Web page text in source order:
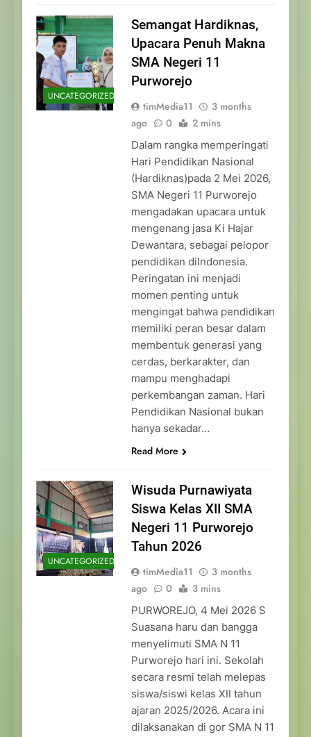
UNCATEGORIZED
Semangat Hardiknas,
Upacara Penuh Makna
SMA Negeri 11
Purworejo
timMedia11
3 months
ago
0 2 mins
Dalam rangka memperingati
Hari Pendidikan Nasional
(Hardiknas)pada 2 Mei 2026,
SMA Negeri 11 Purworejo
mengadakan upacara untuk
mengenang jasa Ki Hajar
Dewantara, sebagai pelopor
pendidikan diIndonesia.
Peringatan ini menjadi
momen penting untuk
mengingat bahwa pendidikan
memiliki peran besar dalam
membentuk generasi yang
cerdas, berkarakter, dan
mampu menghadapi
perkembangan zaman. Hari
Pendidikan Nasional bukan
hanya sekadar…
Read More
UNCATEGORIZED
Wisuda Purnawiyata
Siswa Kelas XII SMA
Negeri 11 Purworejo
Tahun 2026
timMedia11
3 months
ago
0 3 mins
PURWOREJO, 4 Mei 2026 S
Suasana haru dan bangga
menyelimuti SMA N 11
Purworejo hari ini. Sekolah
secara resmi telah melepas
siswa/siswi kelas XII tahun
ajaran 2025/2026. Acara ini
dilaksanakan di gor SMA N 11